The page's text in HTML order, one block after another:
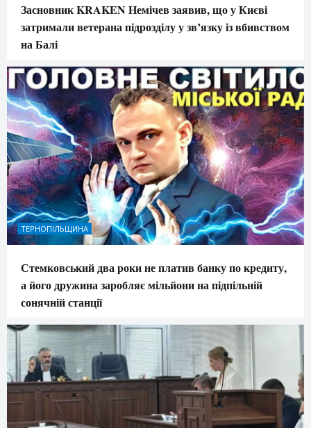
Засновник KRAKEN Немічев заявив, що у Києві
затримали ветерана підрозділу у зв’язку із вбивством
на Балі
ТЕРНОПІЛЬЩИНА
Стемковський два роки не платив банку по кредиту,
а його дружина заробляє мільйони на підпільній
сонячній станції